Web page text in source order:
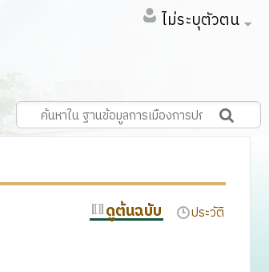
ไม่ระบุตัวตน
ดูต้นฉบับ ประวัติ